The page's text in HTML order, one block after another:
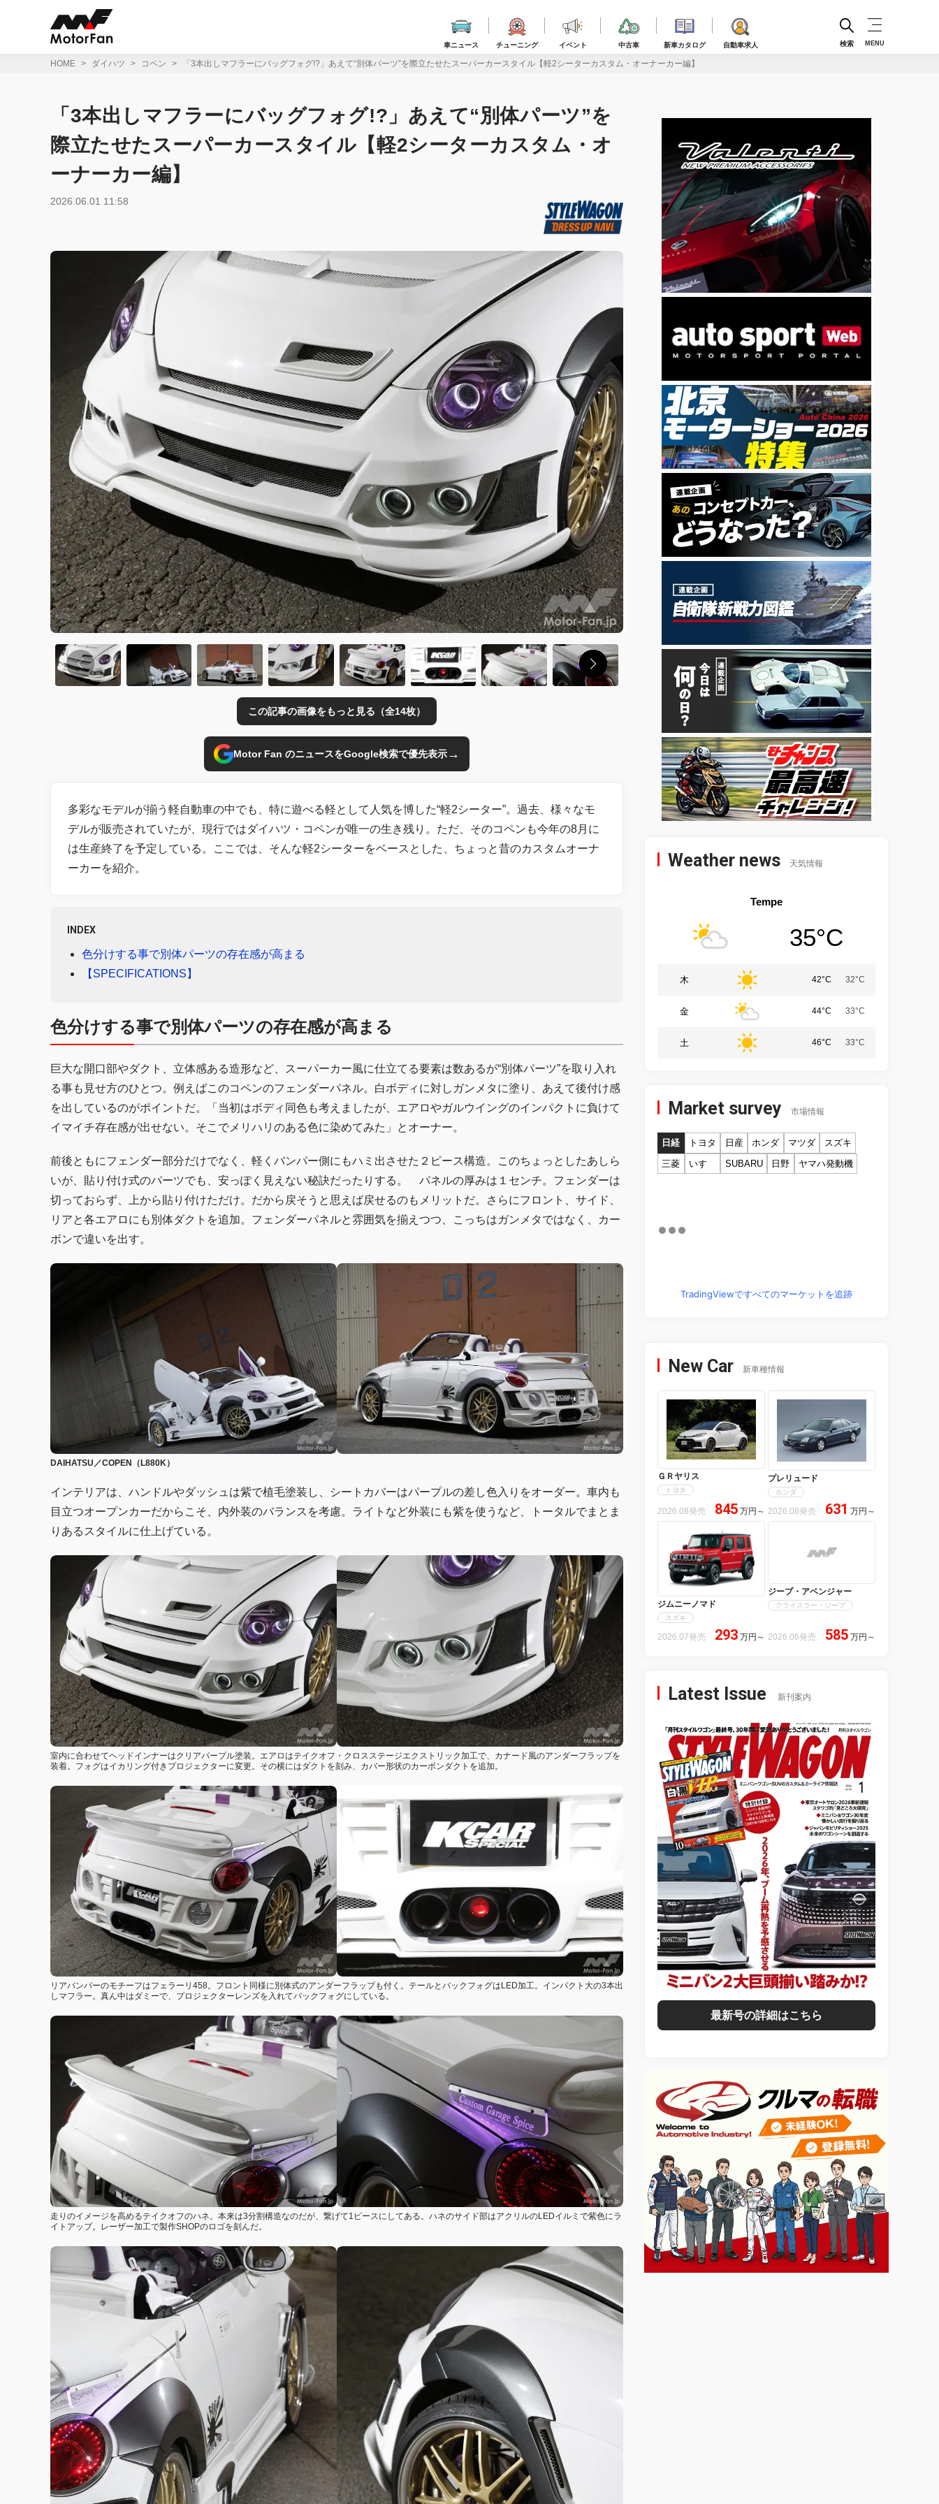
車ニュース チューニング イベント 中古車 新車カタログ 自動車求人 検索 MENU
HOME ダイハツ コペン 「3本出しマフラーにバッグフォグ!?」あえて“別体パーツ”を際立たせたスーパーカースタイル【軽2シーターカスタム・オーナーカー編】
「3本出しマフラーにバッグフォグ!?」あえて“別体パーツ”を
際立たせたスーパーカースタイル【軽2シーターカスタム・オ
ーナーカー編】
2026.06.01 11:58
この記事の画像をもっと見る（全14枚）
Motor Fan のニュースをGoogle検索で優先表示→
多彩なモデルが揃う軽自動車の中でも、特に遊べる軽として人気を博した“軽2シーター”。過去、様々なモ
デルが販売されていたが、現行ではダイハツ・コペンが唯一の生き残り。ただ、そのコペンも今年の8月に
は生産終了を予定している。ここでは、そんな軽2シーターをベースとした、ちょっと昔のカスタムオーナ
ーカーを紹介。
INDEX
色分けする事で別体パーツの存在感が高まる
【SPECIFICATIONS】
色分けする事で別体パーツの存在感が高まる
巨大な開口部やダクト、立体感ある造形など、スーパーカー風に仕立てる要素は数あるが“別体パーツ”を取り入れ
る事も見せ方のひとつ。例えばこのコペンのフェンダーパネル。白ボディに対しガンメタに塗り、あえて後付け感
を出しているのがポイントだ。「当初はボディ同色も考えましたが、エアロやガルウイングのインパクトに負けて
イマイチ存在感が出せない。そこでメリハリのある色に染めてみた」とオーナー。
前後ともにフェンダー部分だけでなく、軽くバンパー側にもハミ出させた２ピース構造。このちょっとしたあしら
いが、貼り付け式のパーツでも、安っぽく見えない秘訣だったりする。 パネルの厚みは１センチ。フェンダーは
切っておらず、上から貼り付けただけ。だから戻そうと思えば戻せるのもメリットだ。さらにフロント、サイド、
リアと各エアロにも別体ダクトを追加。フェンダーパネルと雰囲気を揃えつつ、こっちはガンメタではなく、カー
ボンで違いを出す。
DAIHATSU／COPEN（L880K）
インテリアは、ハンドルやダッシュは紫で植毛塗装し、シートカバーはパープルの差し色入りをオーダー。車内も
目立つオープンカーだからこそ、内外装のバランスを考慮。ライトなど外装にも紫を使うなど、トータルでまとま
りあるスタイルに仕上げている。
室内に合わせてヘッドインナーはクリアパープル塗装。エアロはテイクオフ・クロスステージエクストリック加工で、カナード風のアンダーフラップを
装着。フォグはイカリング付きプロジェクターに変更。その横にはダクトを刻み、カバー形状のカーボンダクトを追加。
リアバンパーのモチーフはフェラーリ458。フロント同様に別体式のアンダーフラップも付く。テールとバックフォグはLED加工。インパクト大の3本出
しマフラー。真ん中はダミーで、プロジェクターレンズを入れてバックフォグにしている。
走りのイメージを高めるテイクオフのハネ。本来は3分割構造なのだが、繋げて1ピースにしてある。ハネのサイド部はアクリルのLEDイルミで紫色にラ
イトアップ。レーザー加工で製作SHOPのロゴを刻んだ。
Weather news 天気情報
Tempe
35°C
木 42°C 32°C
金 44°C 33°C
土 46°C 33°C
Market survey 市場情報
日経 トヨタ 日産 ホンダ マツダ
スズキ
三菱
いすゞ SUBARU 日野 ヤマハ発動機
TradingViewですべてのマーケットを追跡
New Car 新車種情報
ＧＲヤリス
トヨタ
2026.08発売 845 万円 ～
プレリュード
ホンダ
2026.08発売 631 万円 ～
ジムニーノマド
スズキ
2026.07発売 293 万円 ～
ジープ・アベンジャー
クライスラー・ジープ
2026.06発売 585 万円 ～
Latest Issue 新刊案内
最新号の詳細はこちら